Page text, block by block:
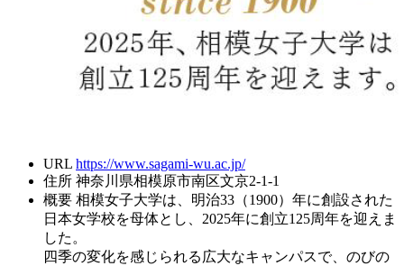
URL https://www.sagami-wu.ac.jp/
住所 神奈川県相模原市南区文京2-1-1
概要 相模女子大学は、明治33（1900）年に創設された
日本女学校を母体とし、2025年に創立125周年を迎えま
した。
四季の変化を感じられる広大なキャンパスで、のびの